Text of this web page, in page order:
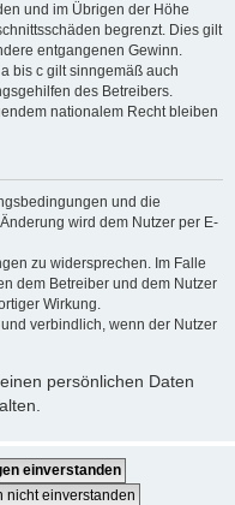
und im Übrigen der Höhe
begrenzt. Dies gilt
entgangenen Gewinn.
bis c gilt sinngemäß auch
des Betreibers.
nationalem Recht bleiben
und die
wird dem Nutzer per E-
zu widersprechen. Im Falle
dem Betreiber und dem Nutzer
Wirkung.
verbindlich, wenn der Nutzer
persönlichen Daten